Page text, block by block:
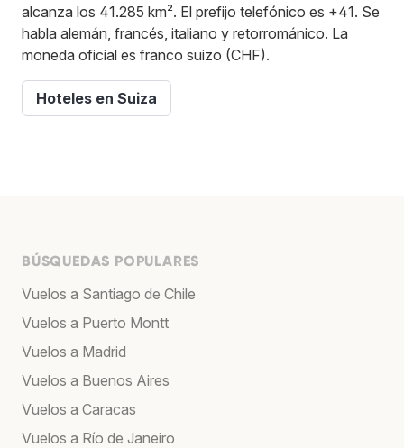
alcanza los 41.285 km². El prefijo telefónico es +41. Se
habla alemán, francés, italiano y retorrománico. La
moneda oficial es franco suizo (CHF).
Hoteles en Suiza
BÚSQUEDAS POPULARES
Vuelos a Santiago de Chile
Vuelos a Puerto Montt
Vuelos a Madrid
Vuelos a Buenos Aires
Vuelos a Caracas
Vuelos a Río de Janeiro